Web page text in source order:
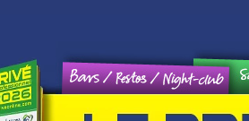
Sports / Jeux et loisirs / Weekend